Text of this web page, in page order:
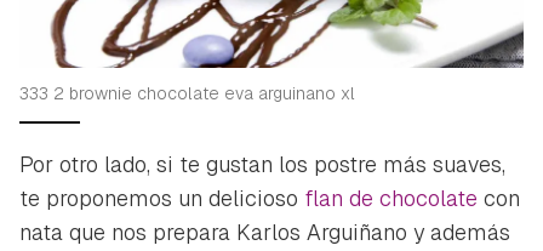
333 2 brownie chocolate eva arguinano xl
Por otro lado, si te gustan los postre más suaves,
te proponemos un delicioso flan de chocolate con
nata que nos prepara Karlos Arguiñano y además